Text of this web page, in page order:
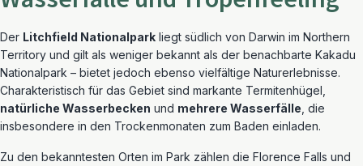
Der Litchfield Nationalpark liegt südlich von Darwin im Northern
Territory und gilt als weniger bekannt als der benachbarte Kakadu
Nationalpark – bietet jedoch ebenso vielfältige Naturerlebnisse.
Charakteristisch für das Gebiet sind markante Termitenhügel,
natürliche Wasserbecken und mehrere Wasserfälle , die
insbesondere in den Trockenmonaten zum Baden einladen.
Zu den bekanntesten Orten im Park zählen die Florence Falls und